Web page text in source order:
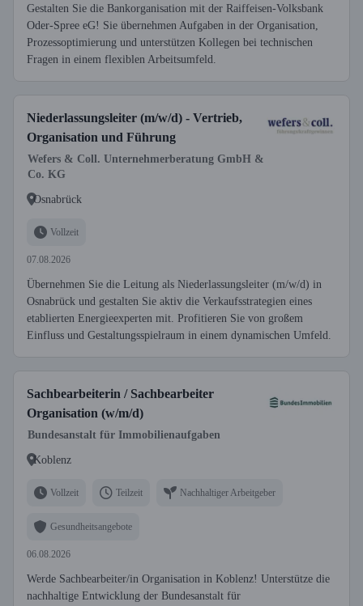
Gestalten Sie die Bankorganisation mit der Raiffeisen-Volksbank
Oder-Spree eG! Sie übernehmen Aufgaben in der Organisation,
Prozessoptimierung und unterstützen Kollegen bei technischen
Fragen in einem flexiblen Arbeitsumfeld.
Niederlassungsleiter (m/w/d) - Vertrieb,
Organisation und Führung
Wefers & Coll. Unternehmerberatung GmbH &
Co. KG
Osnabrück
Vollzeit
07.08.2026
Übernehmen Sie die Leitung als Niederlassungsleiter (m/w/d) in
Osnabrück und gestalten Sie aktiv die Verkaufsstrategien eines
etablierten Energieexperten mit. Profitieren Sie von großem
Einfluss und Gestaltungsspielraum in einem dynamischen Umfeld.
Sachbearbeiterin / Sachbearbeiter
Organisation (w/m/d)
Bundesanstalt für Immobilienaufgaben
Koblenz
Vollzeit Teilzeit Nachhaltiger Arbeitgeber
Gesundheitsangebote
06.08.2026
Werde Sachbearbeiter/in Organisation in Koblenz! Unterstütze die
nachhaltige Entwicklung der Bundesanstalt für